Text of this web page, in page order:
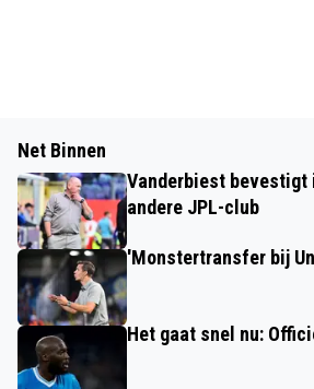
Net Binnen
Vanderbiest bevestigt
andere JPL-club
'Monstertransfer bij
Het gaat snel nu: